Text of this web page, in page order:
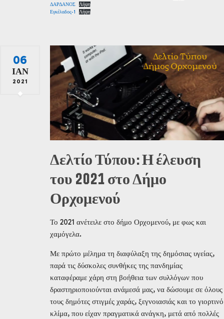
ΔΑΡΔΑΝΟΣ
Λήψη
Εγκέλαδος-1
Λήψη
06
ΙΑΝ
2021
Δελτίο Τύπου: Η έλευση
του 2021 στο Δήμο
Ορχομενού
Το 2021 ανέτειλε στο δήμο Ορχομενού, με φως και
χαμόγελα.
Με πρώτο μέλημα τη διαφύλαξη της δημόσιας υγείας,
παρά τις δύσκολες συνθήκες της πανδημίας
καταφέραμε χάρη στη βοήθεια των συλλόγων που
δραστηριοποιούνται ανάμεσά μας, να δώσουμε σε όλους
τους δημότες στιγμές χαράς, ξεγνοιασιάς και το γιορτινό
κλίμα, που είχαν πραγματικά ανάγκη, μετά από πολλές